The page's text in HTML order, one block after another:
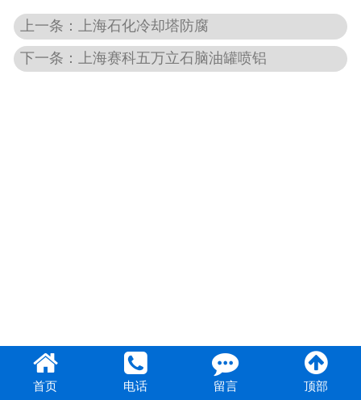
上一条：上海石化冷却塔防腐
下一条：上海赛科五万立石脑油罐喷铝
首页 电话 留言 顶部